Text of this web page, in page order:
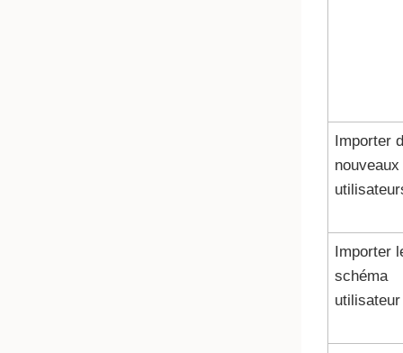
Importer
nouveaux
Importer
schéma
utilisateur